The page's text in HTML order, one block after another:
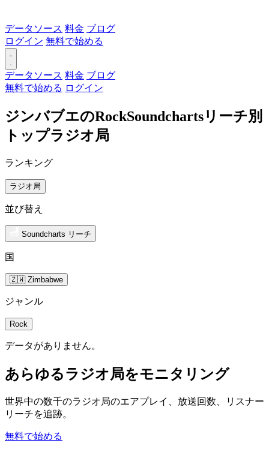
データソース 料金 ブログ
ログイン 無料で始める
データソース 料金 ブログ
無料で始める ログイン
ジンバブエのRockSoundchartsリーチ別
トップラジオ局
ランキング
ラジオ局
並び替え
Soundcharts リーチ
国
🇿🇼 Zimbabwe
ジャンル
Rock
データがありません。
あらゆるラジオ局をモニタリング
世界中の数千のラジオ局のエアプレイ、放送回数、リスナー
リーチを追跡。
無料で始める